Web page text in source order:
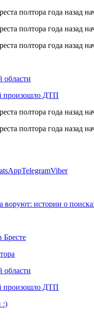
области
произошло ДТП
TelegramViber
воруют: истории о
Бресте
области
произошло ДТП
:)